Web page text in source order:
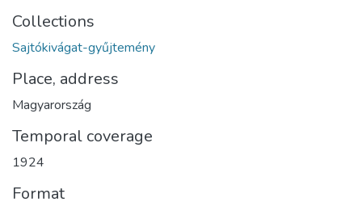
Collections
Sajtókivágat-gyűjtemény
Place, address
Magyarország
Temporal coverage
1924
Format